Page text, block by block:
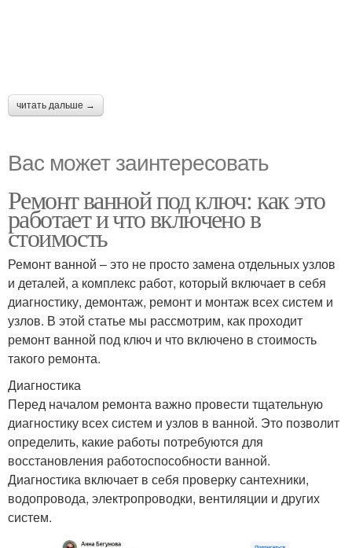
читать дальше →
Вас может заинтересовать
Ремонт ванной под ключ: как это
работает и что включено в
стоимость
Ремонт ванной – это не просто замена отдельных узлов
и деталей, а комплекс работ, который включает в себя
диагностику, демонтаж, ремонт и монтаж всех систем и
узлов. В этой статье мы рассмотрим, как проходит
ремонт ванной под ключ и что включено в стоимость
такого ремонта.
Диагностика
Перед началом ремонта важно провести тщательную
диагностику всех систем и узлов в ванной. Это позволит
определить, какие работы потребуются для
восстановления работоспособности ванной.
Диагностика включает в себя проверку сантехники,
водопровода, электропроводки, вентиляции и других
систем.